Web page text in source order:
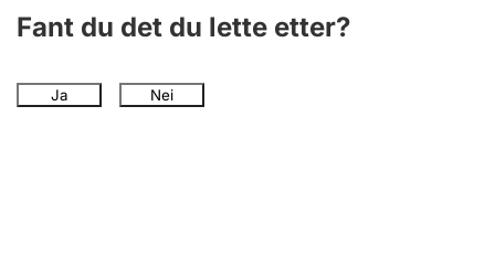
Fant du det du lette etter?
Ja Nei